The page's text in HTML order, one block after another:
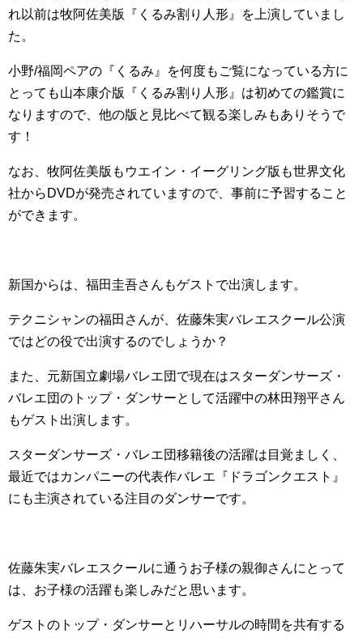
れ以前は牧阿佐美版『くるみ割り人形』を上演していまし
た。
小野/福岡ペアの『くるみ』を何度もご覧になっている方に
とっても山本康介版『くるみ割り人形』は初めての鑑賞に
なりますので、他の版と見比べて観る楽しみもありそうで
す！
なお、牧阿佐美版もウエイン・イーグリング版も世界文化
社からDVDが発売されていますので、事前に予習すること
ができます。
新国からは、福田圭吾さんもゲストで出演します。
テクニシャンの福田さんが、佐藤朱実バレエスクール公演
ではどの役で出演するのでしょうか？
また、元新国立劇場バレエ団で現在はスターダンサーズ・
バレエ団のトップ・ダンサーとして活躍中の林田翔平さん
もゲスト出演します。
スターダンサーズ・バレエ団移籍後の活躍は目覚ましく、
最近ではカンパニーの代表作バレエ『ドラゴンクエスト』
にも主演されている注目のダンサーです。
佐藤朱実バレエスクールに通うお子様の親御さんにとって
は、お子様の活躍も楽しみだと思います。
ゲストのトップ・ダンサーとリハーサルの時間を共有する